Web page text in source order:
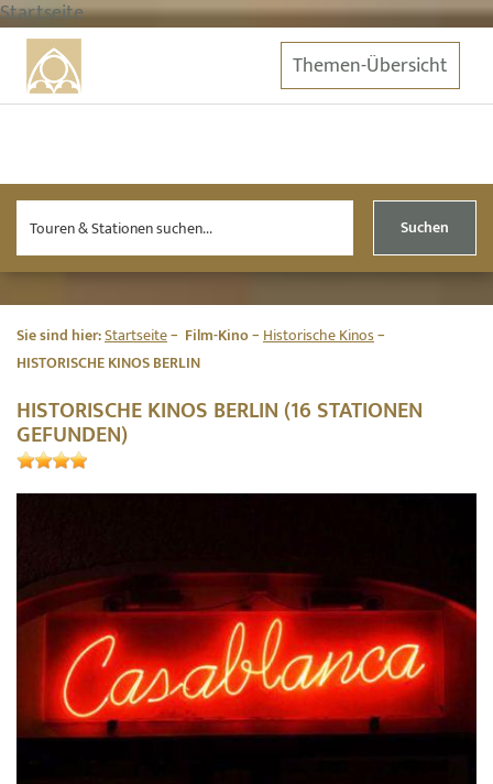
Startseite
Themen-Übersicht
Suchen
Sie sind hier:Startseite Film-Kino Historische Kinos
HISTORISCHE KINOS BERLIN
HISTORISCHE KINOS BERLIN (16 STATIONEN
GEFUNDEN)